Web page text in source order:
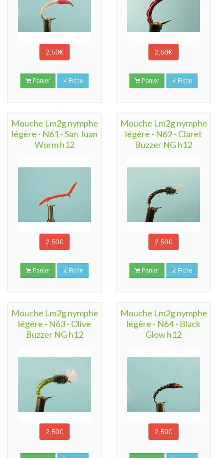
2,50€
Panier Fiche
2,50€
Panier Fiche
Mouche Lm2g nymphe
légère - N61 - San Juan
Worm h12
2,50€
Panier Fiche
Mouche Lm2g nymphe
légère - N62 - Claret
Buzzer NG h12
2,50€
Panier Fiche
Mouche Lm2g nymphe
légère - N63 - Olive
Buzzer NG h12
2,50€
Mouche Lm2g nymphe
légère - N64 - Black
Glow h12
2,50€